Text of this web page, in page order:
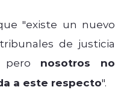
"existe un nuevo
de justicia
pero nosotros no
a este respecto".